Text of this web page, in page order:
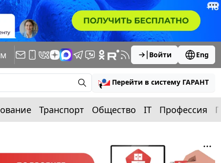
Войти Eng
Перейти в систему ГАРАНТ
Транспорт Общество IT Профессия